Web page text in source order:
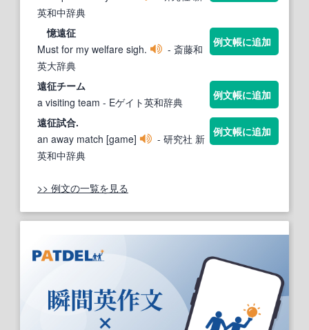
英和中辞典
憶遠征
Must for my welfare sigh.
- 斎藤和
英大辞典
例文帳に追加
遠征チーム
a visiting team - Eゲイト英和辞典
例文帳に追加
遠征試合.
an away match [game]
- 研究社 新
英和中辞典
例文帳に追加
>> 例文の一覧を見る